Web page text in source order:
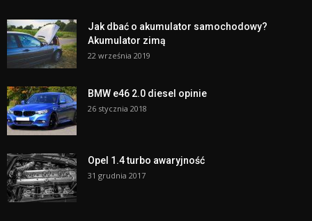
Jak dbać o akumulator samochodowy?
Akumulator zimą
22 września 2019
BMW e46 2.0 diesel opinie
26 stycznia 2018
Opel 1.4 turbo awaryjność
31 grudnia 2017